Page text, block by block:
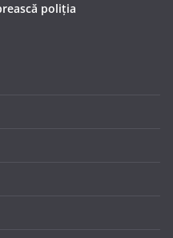
poliția